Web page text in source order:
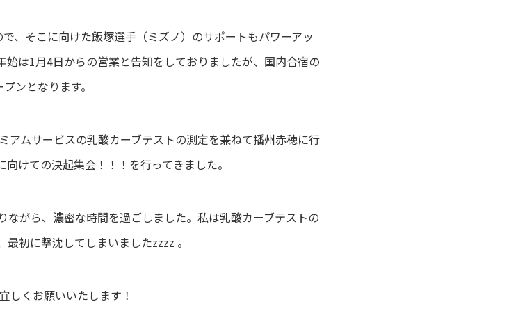
、そこに向けた飯塚選手（ミズノ）のサポートもパワーアッ
は1月4日からの営業と告知をしておりましたが、国内合宿の
ンとなります。
アムサービスの乳酸カーブテストの測定を兼ねて播州赤穂に行
けての決起集会！！！を行ってきました。
がら、濃密な時間を過ごしました。私は乳酸カーブテストの
初に撃沈してしまいましたzzzz 。
しくお願いいたします！